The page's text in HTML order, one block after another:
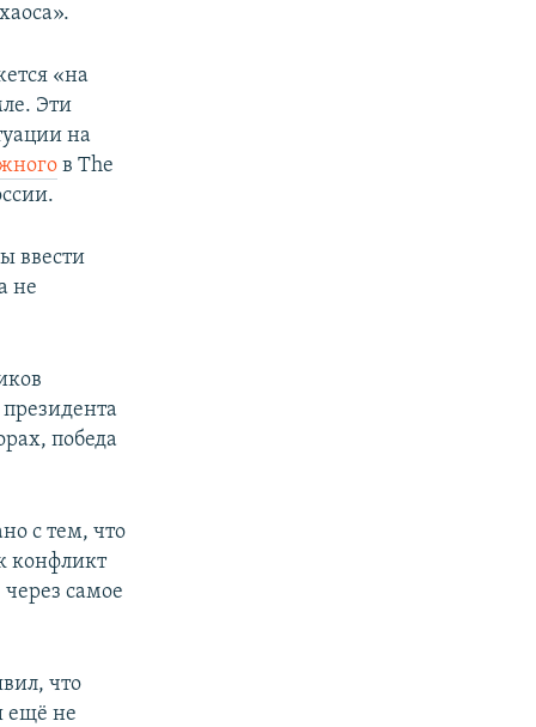
«на
Эти
на
в The
ввести
не
победа
с тем, что
конфликт
самое
что
ещё не